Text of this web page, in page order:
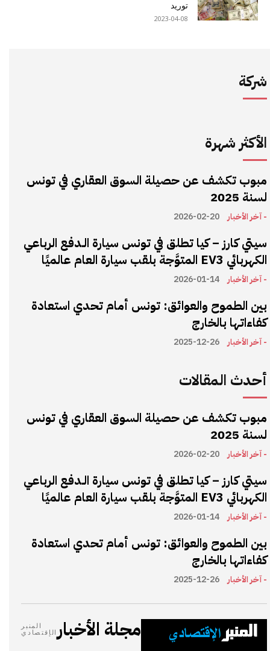
توريد
2023-04-08
شركة
الأكثر شهرة
مبوب تكشف عن حصيلة السوق العقاري في تونس
لسنة 2025
- آخر الأخبار 2026-02-20
سيتي كارز – كيا تطلق في تونس سيارة الـدفع الرباعي
الكهربائي EV3 المتوَّجة بلقب سيارة العام عالميًا
- آخر الأخبار 2026-01-14
بين الطموح والعوائق: تونس أمام تحدي استعادة
كفاءاتها بالخارج
- آخر الأخبار 2025-12-26
أحدث المقالات
مبوب تكشف عن حصيلة السوق العقاري في تونس
لسنة 2025
- آخر الأخبار 2026-02-20
سيتي كارز – كيا تطلق في تونس سيارة الـدفع الرباعي
الكهربائي EV3 المتوَّجة بلقب سيارة العام عالميًا
- آخر الأخبار 2026-01-14
بين الطموح والعوائق: تونس أمام تحدي استعادة
كفاءاتها بالخارج
- آخر الأخبار 2025-12-26
مجلة الأخبار
المنبر
الإقتصادي